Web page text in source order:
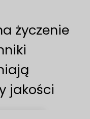
życzenie
jakości